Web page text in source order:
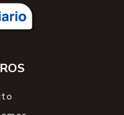
Ferretería El
su vida a su